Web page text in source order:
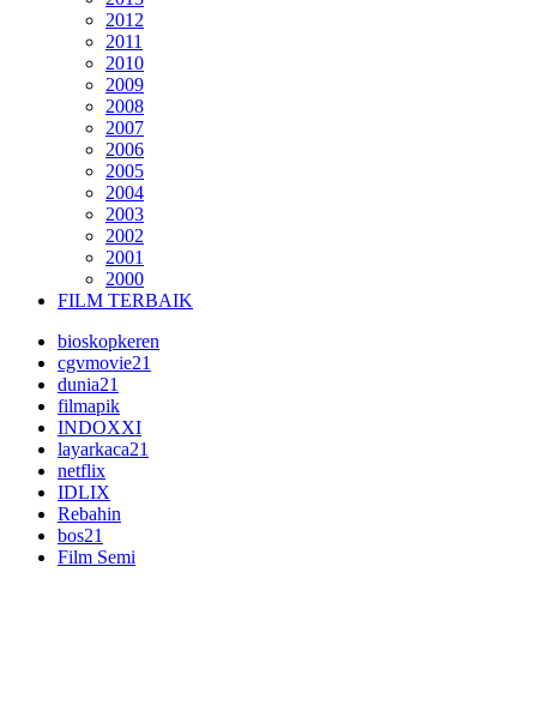
2012
2011
2010
2009
2008
2007
2006
2005
2004
2003
2002
2001
2000
FILM TERBAIK
bioskopkeren
cgvmovie21
dunia21
filmapik
INDOXXI
layarkaca21
netflix
IDLIX
Rebahin
bos21
Film Semi